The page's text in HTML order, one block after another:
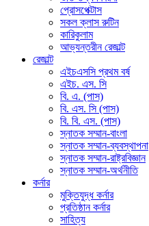
প্রোসপেক্টাস
সকল ক্লাস রুটিন
কারিকুলাম
আভ্যন্তরীন রেজাল্ট
রেজাল্ট
এইচএসসি প্রথম বর্ষ
এইচ. এস. সি
বি. এ. (পাস)
বি. এস. সি (পাস)
বি. বি. এস. (পাস)
স্নাতক সম্মান-বাংলা
স্নাতক সম্মান-ব্যবস্থাপনা
স্নাতক সম্মান-রাষ্ট্রবিজ্ঞান
স্নাতক সম্মান-অর্থনীতি
কর্নার
মুক্তিযুদ্ধ কর্নার
প্রতিষ্ঠান কর্নার
সাহিত্য